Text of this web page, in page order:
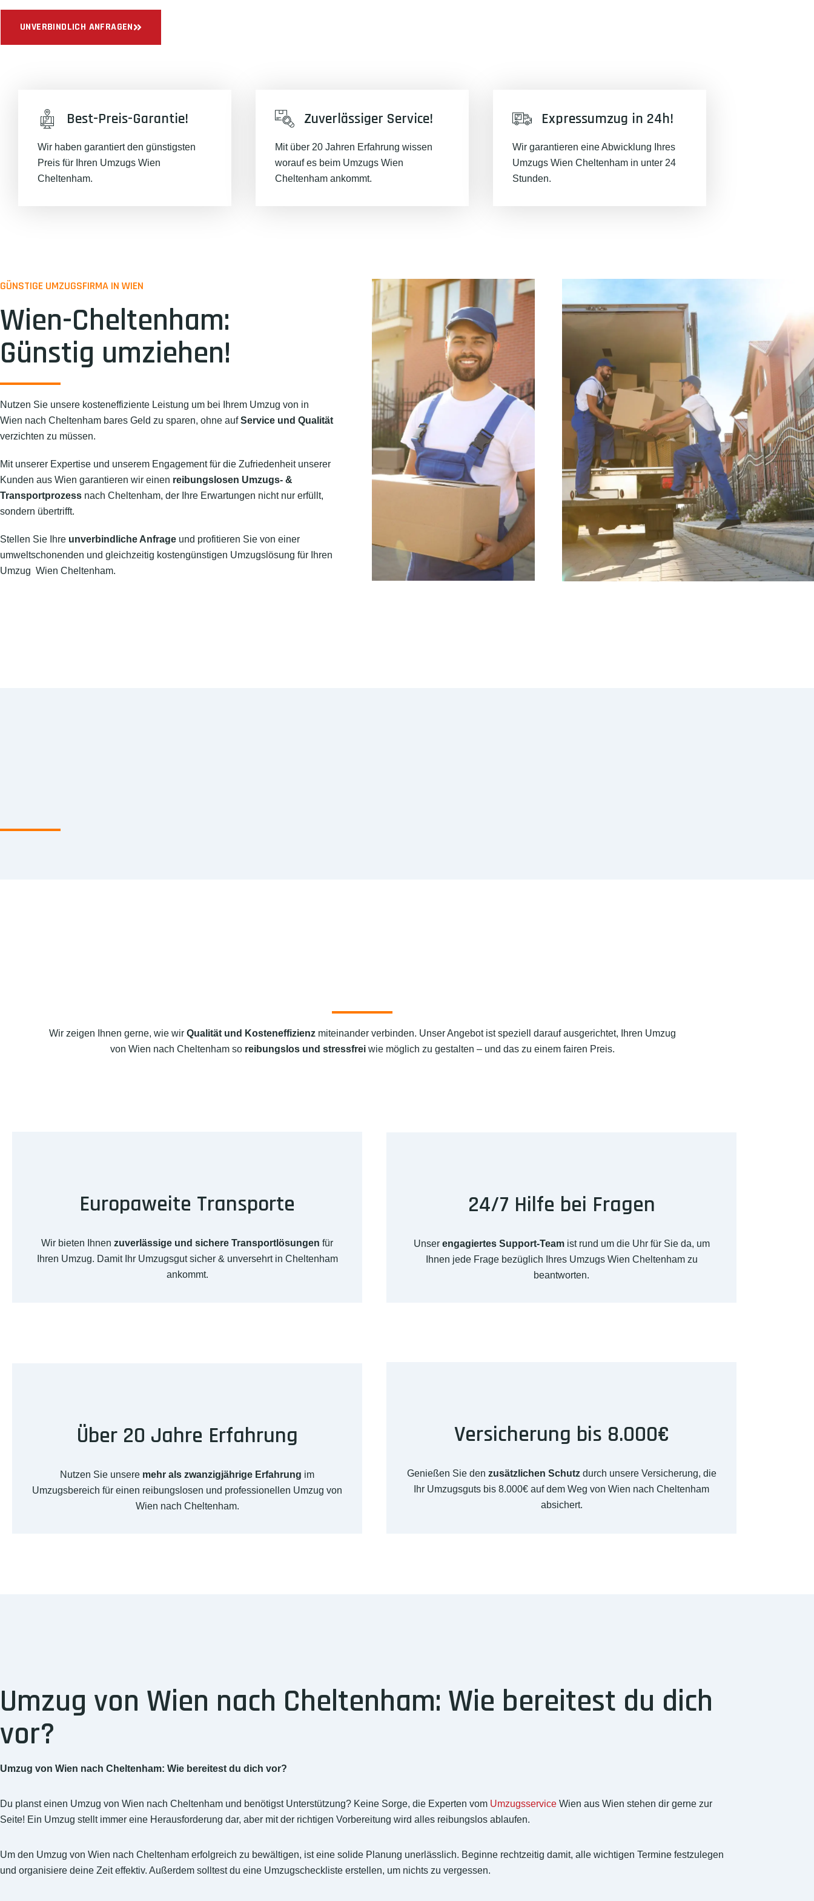
UNVERBINDLICH ANFRAGEN
Best-Preis-Garantie!
Wir haben garantiert den günstigsten
Preis für Ihren Umzugs Wien
Cheltenham.
Zuverlässiger Service!
Mit über 20 Jahren Erfahrung wissen
worauf es beim Umzugs Wien
Cheltenham ankommt.
Expressumzug in 24h!
Wir garantieren eine Abwicklung Ihres
Umzugs Wien Cheltenham in unter 24
Stunden.
GÜNSTIGE UMZUGSFIRMA IN WIEN
Wien-Cheltenham:
Günstig umziehen!
Nutzen Sie unsere kosteneffiziente Leistung um bei Ihrem Umzug von in
Wien nach Cheltenham bares Geld zu sparen, ohne aufService und Qualität
verzichten zu müssen.
Mit unserer Expertise und unserem Engagement für die Zufriedenheit unserer
Kunden aus Wien garantieren wir einen reibungslosen Umzugs- &
Transportprozess nach Cheltenham, der Ihre Erwartungen nicht nur erfüllt,
sondern übertrifft.
Stellen Sie Ihre unverbindliche Anfrage und profitieren Sie von einer
umweltschonenden und gleichzeitig kostengünstigen Umzugslösung für Ihren
Umzug Wien Cheltenham.
Wir zeigen Ihnen gerne, wie wir Qualität und Kosteneffizienzmiteinander verbinden. Unser Angebot ist speziell darauf ausgerichtet, Ihren Umzug
von Wien nach Cheltenham so reibungslos und stressfreiwie möglich zu gestalten – und das zu einem fairen Preis.
Europaweite Transporte
Wir bieten Ihnen zuverlässige und sichere Transportlösungen für
Ihren Umzug. Damit Ihr Umzugsgut sicher & unversehrt in Cheltenham
ankommt.
24/7 Hilfe bei Fragen
Unser engagiertes Support-Teamist rund um die Uhr für Sie da, um
Ihnen jede Frage bezüglich Ihres Umzugs Wien Cheltenham zu
beantworten.
Über 20 Jahre Erfahrung
Nutzen Sie unsere mehr als zwanzigjährige Erfahrung im
Umzugsbereich für einen reibungslosen und professionellen Umzug von
Wien nach Cheltenham.
Versicherung bis 8.000€
Genießen Sie den zusätzlichen Schutzdurch unsere Versicherung, die
Ihr Umzugsguts bis 8.000€ auf dem Weg von Wien nach Cheltenham
absichert.
Umzug von Wien nach Cheltenham: Wie bereitest du dich
vor?
Umzug von Wien nach Cheltenham: Wie bereitest du dich vor?
Du planst einen Umzug von Wien nach Cheltenham und benötigst Unterstützung? Keine Sorge, die Experten vom Umzugsservice Wien aus Wien stehen dir gerne zur
Seite! Ein Umzug stellt immer eine Herausforderung dar, aber mit der richtigen Vorbereitung wird alles reibungslos ablaufen.
Um den Umzug von Wien nach Cheltenham erfolgreich zu bewältigen, ist eine solide Planung unerlässlich. Beginne rechtzeitig damit, alle wichtigen Termine festzulegen
und organisiere deine Zeit effektiv. Außerdem solltest du eine Umzugscheckliste erstellen, um nichts zu vergessen.